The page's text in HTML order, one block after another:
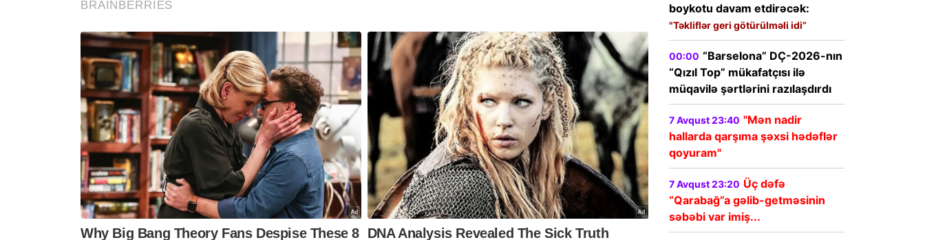
boykotu davam etdirəcək:
"Təkliflər geri götürülməli idi”
00:00 “Barselona” DÇ-2026-nın
“Qızıl Top” mükafatçısı ilə
müqavilə şərtlərini razılaşdırdı
7 Avqust 23:40 "Mən nadir
hallarda qarşıma şəxsi hədəflər
qoyuram"
7 Avqust 23:20 Üç dəfə
“Qarabağ”a gəlib-getməsinin
səbəbi var imiş...